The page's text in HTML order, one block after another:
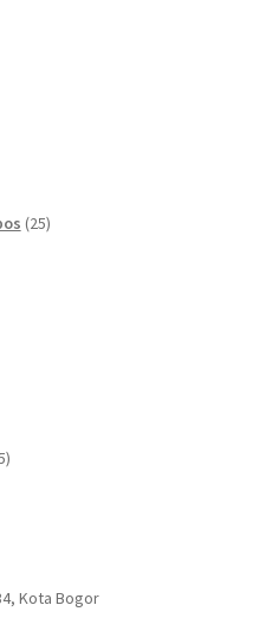
2525
5
Kota Bogor